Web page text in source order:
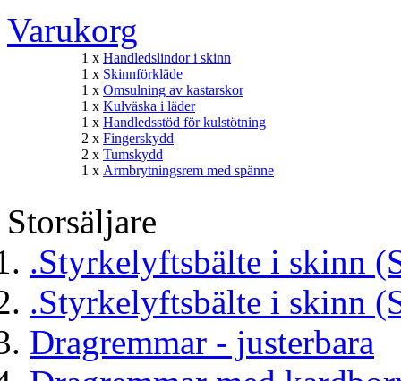
Varukorg
1 x Handledslindor i skinn
1 x Skinnförkläde
1 x Omsulning av kastarskor
1 x Kulväska i läder
1 x Handledsstöd för kulstötning
2 x Fingerskydd
2 x Tumskydd
1 x Armbrytningsrem med spänne
Storsäljare
.Styrkelyftsbälte i skinn
.Styrkelyftsbälte i skinn
Dragremmar - justerbara